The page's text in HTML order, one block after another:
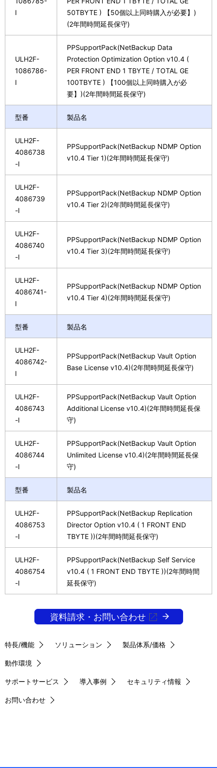
I
50TBYTE ) 【50個以上同時購入が必要】)
(2年間時間延長保守)
ULH2F-
1086786-
I
PPSupportPack(NetBackup Data
Protection Optimization Option v10.4 (
PER FRONT END 1 TBYTE / TOTAL GE
100TBYTE ) 【100個以上同時購入が必
要】)(2年間時間延長保守)
型番 製品名
ULH2F-
4086738
-I
PPSupportPack(NetBackup NDMP Option
v10.4 Tier 1)(2年間時間延長保守)
ULH2F-
4086739
-I
PPSupportPack(NetBackup NDMP Option
v10.4 Tier 2)(2年間時間延長保守)
ULH2F-
4086740
-I
PPSupportPack(NetBackup NDMP Option
v10.4 Tier 3)(2年間時間延長保守)
ULH2F-
4086741-
I
PPSupportPack(NetBackup NDMP Option
v10.4 Tier 4)(2年間時間延長保守)
型番 製品名
ULH2F-
4086742-
I
PPSupportPack(NetBackup Vault Option
Base License v10.4)(2年間時間延長保守)
ULH2F-
4086743
-I
PPSupportPack(NetBackup Vault Option
Additional License v10.4)(2年間時間延長保
守)
ULH2F-
4086744
-I
PPSupportPack(NetBackup Vault Option
Unlimited License v10.4)(2年間時間延長保
守)
型番 製品名
ULH2F-
4086753
-I
PPSupportPack(NetBackup Replication
Director Option v10.4 ( 1 FRONT END
TBYTE ))(2年間時間延長保守)
ULH2F-
4086754
-I
PPSupportPack(NetBackup Self Service
v10.4 ( 1 FRONT END TBYTE ))(2年間時間
延長保守)
資料請求・お問い合わせ
特長/機能 ソリューション 製品体系/価格
動作環境
サポートサービス 導入事例 セキュリティ情報
お問い合わせ